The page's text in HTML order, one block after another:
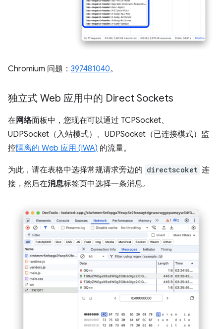
Chromium 问题： 397481040。
独立式 Web 应用中的 Direct Sockets
在 网络面板中，您现在可以通过 TCPSocket、
UDPSocket（入站模式）、UDPSocket（已连接模式）监
控隔离的 Web 应用 (IWA) 的流量。
为此，请在表格中选择常规请求旁边的 directscoket 连
接，然后在消息标签页中选择一条消息。